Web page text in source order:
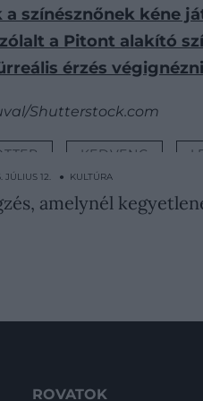
a színésznőnek kéne
a Pitont alakító
érzés
Shutterstock.com
KEDVENC
JÚLIUS 12. ● KULTÚRA
amelynél
ROVATOK